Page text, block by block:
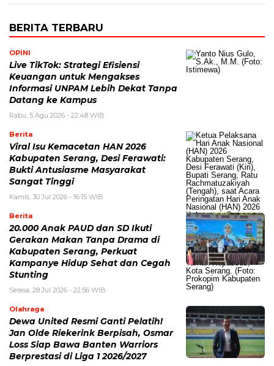
BERITA TERBARU
OPINI
Live TikTok: Strategi Efisiensi
Keuangan untuk Mengakses
Informasi UNPAM Lebih Dekat Tanpa
Datang ke Kampus
Rabu, 5 Agu 2026 - 22:48 WIB
Berita
Viral Isu Kemacetan HAN 2026
Kabupaten Serang, Desi Ferawati:
Bukti Antusiasme Masyarakat
Sangat Tinggi
Kamis, 30 Jul 2026 - 16:15 WIB
Berita
20.000 Anak PAUD dan SD Ikuti
Gerakan Makan Tanpa Drama di
Kabupaten Serang, Perkuat
Kampanye Hidup Sehat dan Cegah
Stunting
Selasa, 28 Jul 2026 - 22:56 WIB
Olahraga
Dewa United Resmi Ganti Pelatih!
Jan Olde Riekerink Berpisah, Osmar
Loss Siap Bawa Banten Warriors
Berprestasi di Liga 1 2026/2027